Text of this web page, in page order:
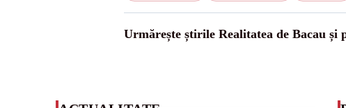
Urmărește știrile Realitatea de Bacau și